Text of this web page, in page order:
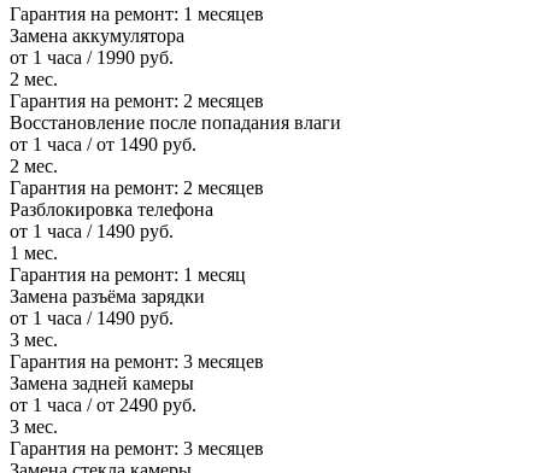
Гарантия на ремонт: 1 месяцев
Замена аккумулятора
от 1 часа / 1990 руб.
2 мес.
Гарантия на ремонт: 2 месяцев
Восстановление после попадания влаги
от 1 часа / от 1490 руб.
2 мес.
Гарантия на ремонт: 2 месяцев
Разблокировка телефона
от 1 часа / 1490 руб.
1 мес.
Гарантия на ремонт: 1 месяц
Замена разъёма зарядки
от 1 часа / 1490 руб.
3 мес.
Гарантия на ремонт: 3 месяцев
Замена задней камеры
от 1 часа / от 2490 руб.
3 мес.
Гарантия на ремонт: 3 месяцев